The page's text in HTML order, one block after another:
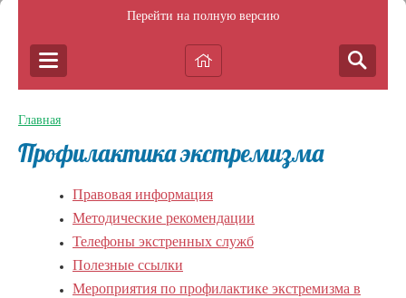
Перейти на полную версию
Главная
Профилактика экстремизма
Правовая информация
Методические рекомендации
Телефоны экстренных служб
Полезные ссылки
Мероприятия по профилактике экстремизма в